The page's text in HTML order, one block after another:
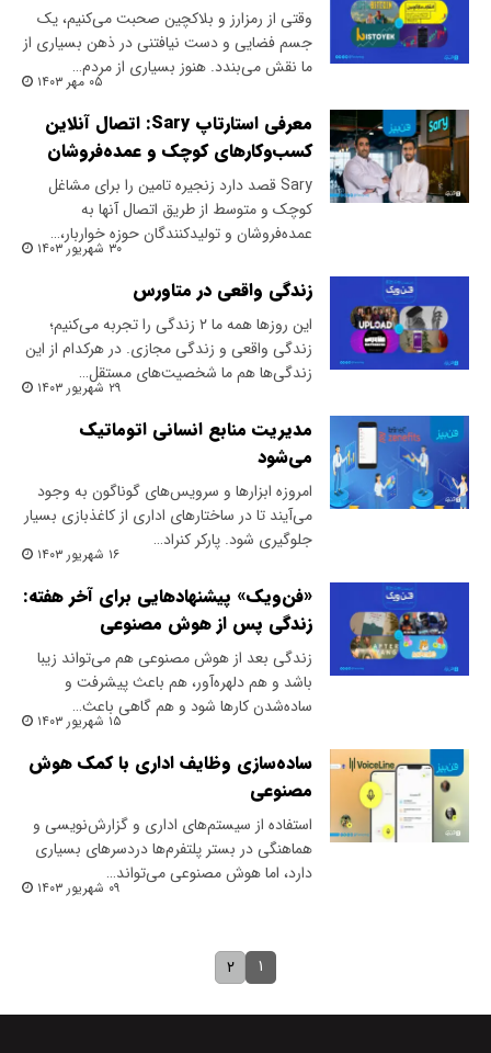
وقتی از رمزارز و بلاکچین صحبت می‌کنیم، یک
جسم فضایی و دست نیافتنی در ذهن بسیاری از
ما نقش می‌بندد. هنوز بسیاری از مردم…
۰۵ مهر ۱۴۰۳
معرفی استارتاپ Sary: اتصال آنلاین
کسب‌وکارهای کوچک و عمده‌فروشان
Sary قصد دارد زنجیره تامین را برای مشاغل
کوچک و متوسط از طریق اتصال آنها به
عمده‌فروشان و تولیدکنندگان حوزه خواربار،…
۳۰ شهریور ۱۴۰۳
زندگی واقعی در متاورس
این روزها همه ما ۲ زندگی را تجربه می‌کنیم؛
زندگی واقعی و زندگی مجازی. در هرکدام از این
زندگی‌ها هم ما شخصیت‌های مستقل…
۲۹ شهریور ۱۴۰۳
مدیریت منابع انسانی اتوماتیک
می‌شود
امروزه ابزارها‌ و سرویس‌های گوناگون به وجود
می‌آیند تا در ساختارهای اداری از کاغذبازی بسیار
جلوگیری شود. پارکر کنراد…
۱۶ شهریور ۱۴۰۳
«فن‌ویک» پیشنهادهایی برای آخر هفته:
زندگی پس از هوش مصنوعی
زندگی بعد از هوش مصنوعی هم می‌تواند زیبا
باشد و هم دلهره‌آور، هم باعث پیشرفت و
ساده‌شدن کارها شود و هم گاهی باعث…
۱۵ شهریور ۱۴۰۳
ساده‌سازی وظایف اداری با کمک هوش
مصنوعی
استفاده از سیستم‌های اداری و گزارش‌نویسی و
هماهنگی در بستر پلتفرم‌ها دردسرهای بسیاری
دارد، اما هوش مصنوعی می‌تواند…
۰۹ شهریور ۱۴۰۳
۱ ۲